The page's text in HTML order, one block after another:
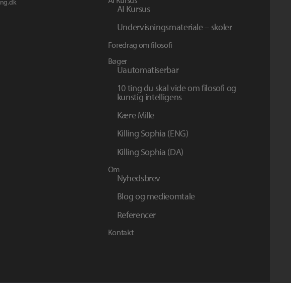
AI Kursus
Undervisningsmateriale – skoler
Foredrag om filosofi
Bøger
Uautomatiserbar
10 ting du skal vide om filosofi og
kunstig intelligens
Kære Mille
Killing Sophia (ENG)
Killing Sophia (DA)
Om
Nyhedsbrev
Blog og medieomtale
Referencer
Kontakt